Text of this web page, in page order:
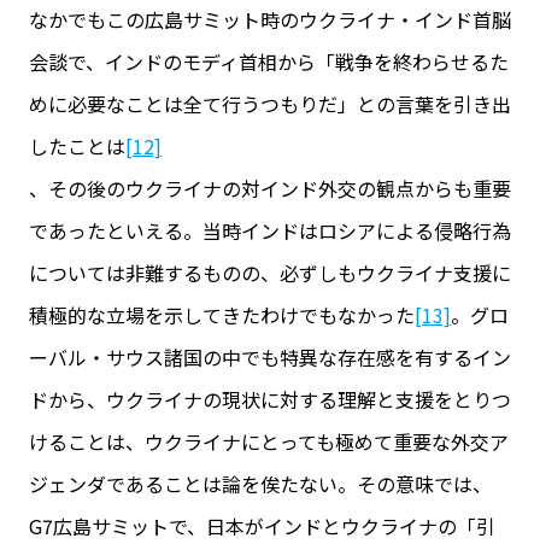
なかでもこの広島サミット時のウクライナ・インド首脳
会談で、インドのモディ首相から「戦争を終わらせるた
めに必要なことは全て行うつもりだ」との言葉を引き出
したことは[12]
、その後のウクライナの対インド外交の観点からも重要
であったといえる。当時インドはロシアによる侵略行為
については非難するものの、必ずしもウクライナ支援に
積極的な立場を示してきたわけでもなかった[13]。グロ
ーバル・サウス諸国の中でも特異な存在感を有するイン
ドから、ウクライナの現状に対する理解と支援をとりつ
けることは、ウクライナにとっても極めて重要な外交ア
ジェンダであることは論を俟たない。その意味では、
G7広島サミットで、日本がインドとウクライナの「引